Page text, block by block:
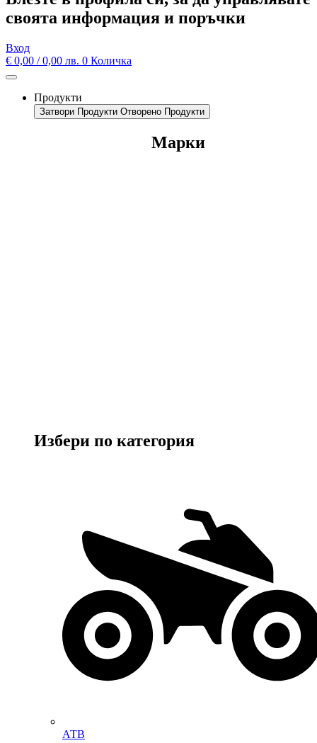
своята информация и поръчки
Вход
€ 0,00 / 0,00 лв. 0 Количка
Продукти
Затвори Продукти Отворено Продукти
Марки
Избери по категория
АТВ